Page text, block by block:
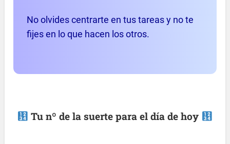
No olvides centrarte en tus tareas y no te
fijes en lo que hacen los otros.
Tu nº de la suerte para el día de hoy